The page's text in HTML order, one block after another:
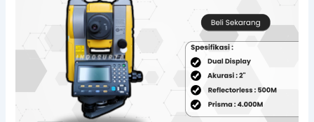
Sampit
Harga
Terbaik
&